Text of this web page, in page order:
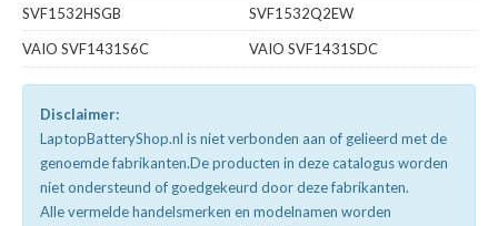
SVF1532HSGB
SVF1532Q2EW
VAIO SVF1431S6C
VAIO SVF1431SDC
Disclaimer:
LaptopBatteryShop.nl is niet verbonden aan of gelieerd met de
genoemde fabrikanten.De producten in deze catalogus worden
niet ondersteund of goedgekeurd door deze fabrikanten.
Alle vermelde handelsmerken en modelnamen worden